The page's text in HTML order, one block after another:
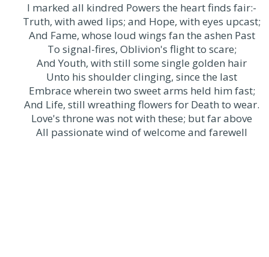
I marked all kindred Powers the heart finds fair:-
Truth, with awed lips; and Hope, with eyes upcast;
And Fame, whose loud wings fan the ashen Past
To signal-fires, Oblivion's flight to scare;
And Youth, with still some single golden hair
Unto his shoulder clinging, since the last
Embrace wherein two sweet arms held him fast;
And Life, still wreathing flowers for Death to wear.
Love's throne was not with these; but far above
All passionate wind of welcome and farewell